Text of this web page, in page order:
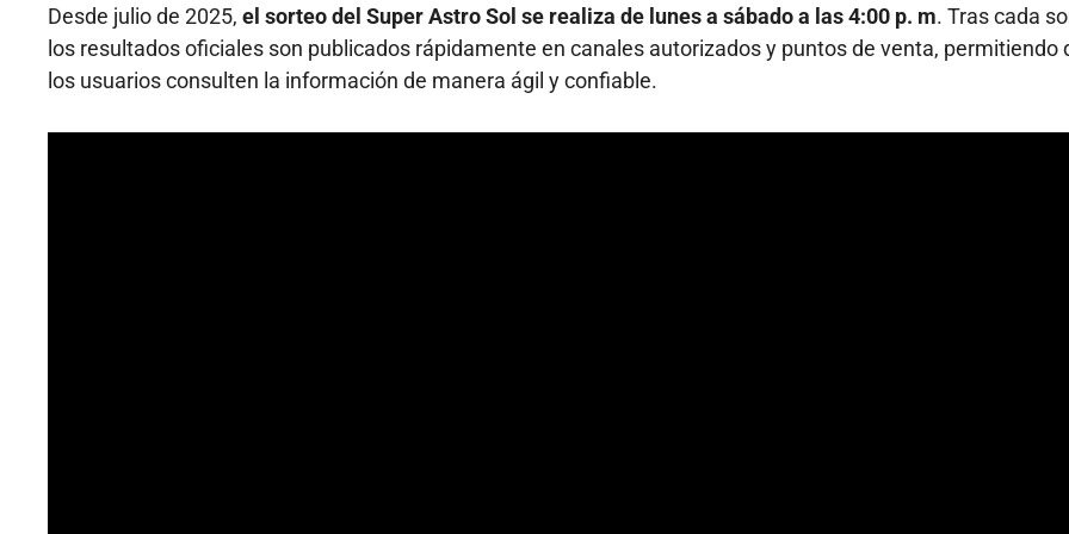
Desde julio de 2025, el sorteo del Super Astro Sol se realiza de lunes a sábado a las 4:00 p. m. Tras cada
los resultados oficiales son publicados rápidamente en canales autorizados y puntos de venta, permitiendo
los usuarios consulten la información de manera ágil y confiable.